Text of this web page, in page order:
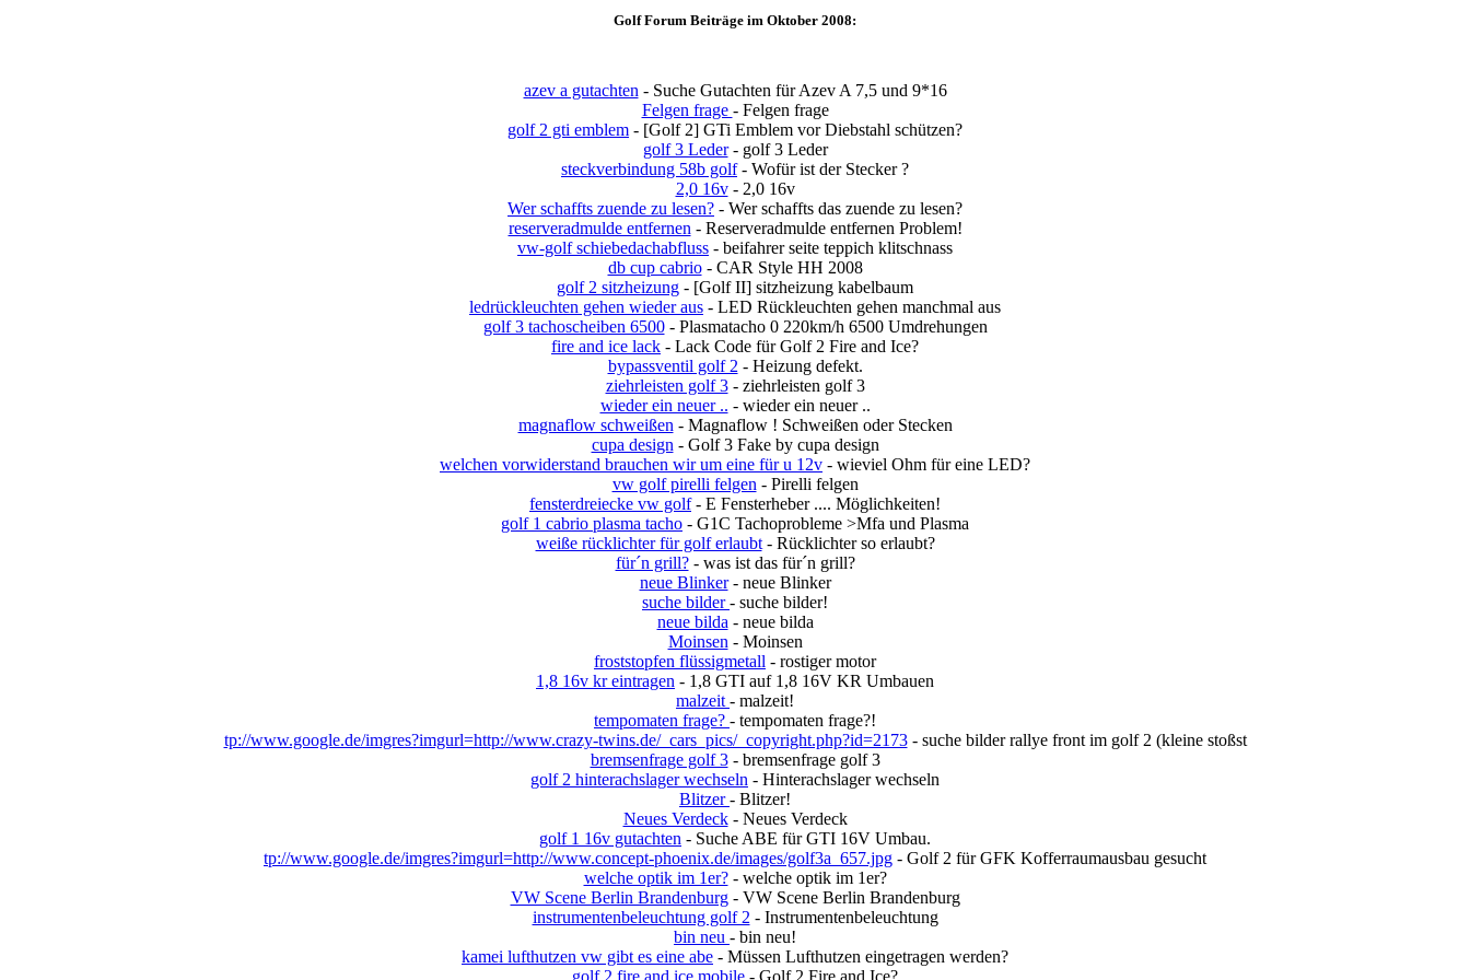
Golf Forum Beiträge im Oktober 2008:
azev a gutachten - Suche Gutachten für Azev A 7,5 und 9*16
Felgen frage - Felgen frage
golf 2 gti emblem - [Golf 2] GTi Emblem vor Diebstahl schützen?
golf 3 Leder- golf 3 Leder
steckverbindung 58b golf- Wofür ist der Stecker ?
2,0 16v- 2,0 16v
Wer schaffts zuende zu lesen? - Wer schaffts das zuende zu lesen?
reserveradmulde entfernen - Reserveradmulde entfernen Problem!
vw-golf schiebedachabfluss - beifahrer seite teppich klitschnass
db cup cabrio- CAR Style HH 2008
golf 2 sitzheizung - [Golf II] sitzheizung kabelbaum
ledrückleuchten gehen wieder aus - LED Rückleuchten gehen manchmal aus
golf 3 tachoscheiben 6500- Plasmatacho 0 220km/h 6500 Umdrehungen
fire and ice lack - Lack Code für Golf 2 Fire and Ice?
bypassventil golf 2 - Heizung defekt.
ziehrleisten golf 3- ziehrleisten golf 3
wieder ein neuer .. - wieder ein neuer ..
magnaflow schweißen - Magnaflow ! Schweißen oder Stecken
cupa design - Golf 3 Fake by cupa design
welchen vorwiderstand brauchen wir um eine für u 12v - wieviel Ohm für eine LED?
vw golf pirelli felgen - Pirelli felgen
fensterdreiecke vw golf- E Fensterheber .... Möglichkeiten!
golf 1 cabrio plasma tacho - G1C Tachoprobleme >Mfa und Plasma
weiße rücklichter für golf erlaubt- Rücklichter so erlaubt?
für´n grill?- was ist das für´n grill?
neue Blinker- neue Blinker
suche bilder- suche bilder!
neue bilda - neue bilda
Moinsen - Moinsen
froststopfen flüssigmetall - rostiger motor
1,8 16v kr eintragen - 1,8 GTI auf 1,8 16V KR Umbauen
malzeit - malzeit!
tempomaten frage? - tempomaten frage?!
tp://www.google.de/imgres?imgurl=http://www.crazy-twins.de/_cars_pics/_copyright.php?id=2173- suche bilder rallye front im golf 2 (kleine stoßst
bremsenfrage golf 3- bremsenfrage golf 3
golf 2 hinterachslager wechseln - Hinterachslager wechseln
Blitzer- Blitzer!
Neues Verdeck- Neues Verdeck
golf 1 16v gutachten - Suche ABE für GTI 16V Umbau.
tp://www.google.de/imgres?imgurl=http://www.concept-phoenix.de/images/golf3a_657.jpg - Golf 2 für GFK Kofferraumausbau gesucht
welche optik im 1er?- welche optik im 1er?
VW Scene Berlin Brandenburg- VW Scene Berlin Brandenburg
instrumentenbeleuchtung golf 2 - Instrumentenbeleuchtung
bin neu - bin neu!
kamei lufthutzen vw gibt es eine abe - Müssen Lufthutzen eingetragen werden?
golf 2 fire and ice mobile - Golf 2 Fire and Ice?